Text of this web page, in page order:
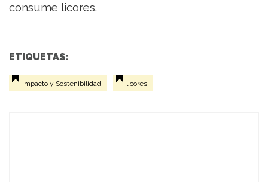
consume licores.
ETIQUETAS:
Impacto y Sostenibilidad licores